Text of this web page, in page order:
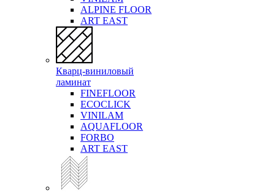
ALPINE FLOOR
ART EAST
Кварц-виниловый
ламинат
FINEFLOOR
ECOCLICK
VINILAM
AQUAFLOOR
FORBO
ART EAST